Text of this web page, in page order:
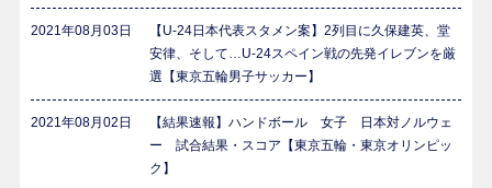
2021年08月03日
【U-24日本代表スタメン案】2列目に久保建英、堂
安律、そして…U-24スペイン戦の先発イレブンを厳
選【東京五輪男子サッカー】
2021年08月02日
【結果速報】ハンドボール 女子 日本対ノルウェ
ー 試合結果・スコア【東京五輪・東京オリンピッ
ク】